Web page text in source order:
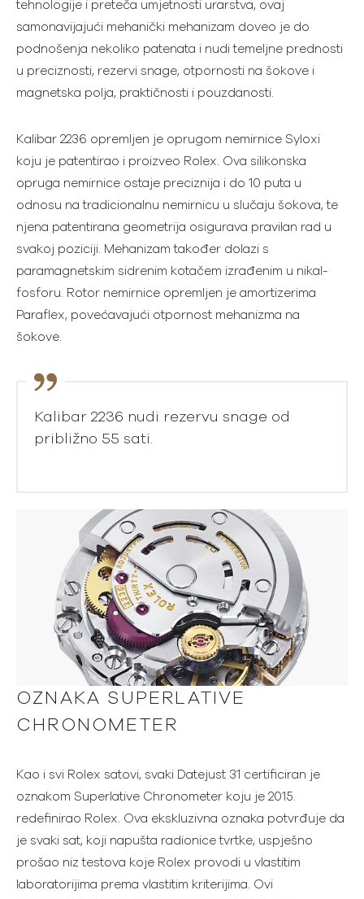
tehnologije i preteča umjetnosti urarstva, ovaj
samonavijajući mehanički mehanizam doveo je do
podnošenja nekoliko patenata i nudi temeljne prednosti
u preciznosti, rezervi snage, otpornosti na šokove i
magnetska polja, praktičnosti i pouzdanosti.
Kalibar 2236 opremljen je oprugom nemirnice Syloxi
koju je patentirao i proizveo Rolex. Ova silikonska
opruga nemirnice ostaje preciznija i do 10 puta u
odnosu na tradicionalnu nemirnicu u slučaju šokova, te
njena patentirana geometrija osigurava pravilan rad u
svakoj poziciji. Mehanizam također dolazi s
paramagnetskim sidrenim kotačem izrađenim u nikal-
fosforu. Rotor nemirnice opremljen je amortizerima
Paraflex, povećavajući otpornost mehanizma na
šokove.
Kalibar 2236 nudi rezervu snage od
približno 55 sati.
OZNAKA SUPERLATIVE
CHRONOMETER
Kao i svi Rolex satovi, svaki Datejust 31 certificiran je
oznakom Superlative Chronometer koju je 2015.
redefinirao Rolex. Ova ekskluzivna oznaka potvrđuje da
je svaki sat, koji napušta radionice tvrtke, uspješno
prošao niz testova koje Rolex provodi u vlastitim
laboratorijima prema vlastitim kriterijima. Ovi